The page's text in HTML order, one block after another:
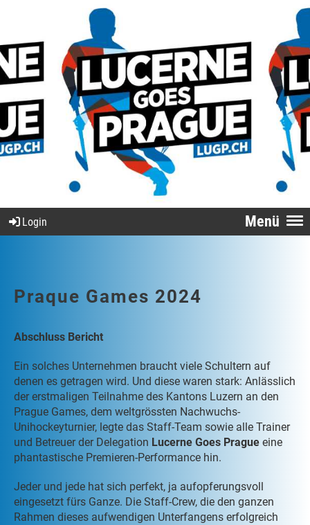
Menü
Login
Praque Games 2024
Abschluss Bericht
Ein solches Unternehmen braucht viele Schultern auf
denen es getragen wird. Und diese waren stark: Anlässlich
der erstmaligen Teilnahme des Kantons Luzern an den
Prague Games, dem weltgrössten Nachwuchs-
Unihockeyturnier, legte das Staff-Team sowie alle Trainer
und Betreuer der Delegation Lucerne Goes Prague eine
phantastische Premieren-Performance hin.
Jeder und jede hat sich perfekt, ja aufopferungsvoll
eingesetzt fürs Ganze. Die Staff-Crew, die den ganzen
Rahmen dieses aufwendigen Unterfangens erfolgreich